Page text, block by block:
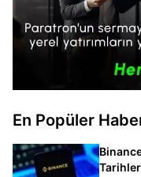
En Popüler